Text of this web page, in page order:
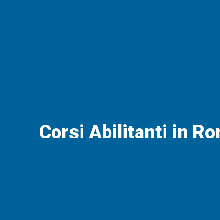
Corsi Abilitanti in